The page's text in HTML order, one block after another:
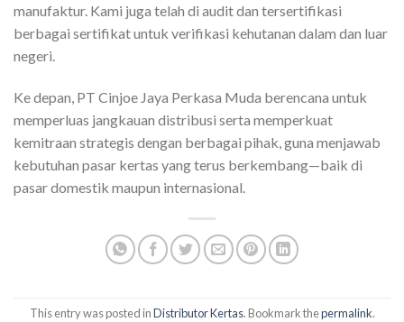
manufaktur. Kami juga telah di audit dan tersertifikasi
berbagai sertifikat untuk verifikasi kehutanan dalam dan luar
negeri.
Ke depan, PT Cinjoe Jaya Perkasa Muda berencana untuk
memperluas jangkauan distribusi serta memperkuat
kemitraan strategis dengan berbagai pihak, guna menjawab
kebutuhan pasar kertas yang terus berkembang—baik di
pasar domestik maupun internasional.
This entry was posted inDistributor Kertas. Bookmark thepermalink.